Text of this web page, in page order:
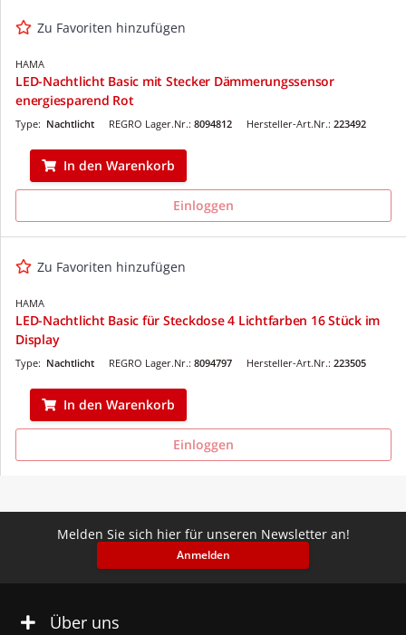
Zu Favoriten hinzufügen
HAMA
LED-Nachtlicht Basic mit Stecker Dämmerungssensor
energiesparend Rot
REGRO Lager.Nr.: 8094812
Type: Nachtlicht Hersteller-Art.Nr.: 223492
In den Warenkorb
Einloggen
Zu Favoriten hinzufügen
HAMA
LED-Nachtlicht Basic für Steckdose 4 Lichtfarben 16 Stück im
Display
REGRO Lager.Nr.: 8094797
Type: Nachtlicht Hersteller-Art.Nr.: 223505
In den Warenkorb
Einloggen
Melden Sie sich hier für unseren Newsletter an!
Anmelden
Über uns